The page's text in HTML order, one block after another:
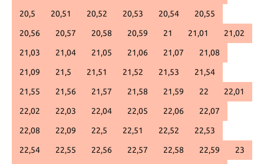
20,5 20,51 20,52 20,53 20,54 20,55
20,56 20,57 20,58 20,59 21 21,01 21,02
21,03 21,04 21,05 21,06 21,07 21,08
21,09 21,5 21,51 21,52 21,53 21,54
21,55 21,56 21,57 21,58 21,59 22 22,01
22,02 22,03 22,04 22,05 22,06 22,07
22,08 22,09 22,5 22,51 22,52 22,53
22,54 22,55 22,56 22,57 22,58 22,59 23